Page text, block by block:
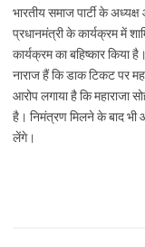
भारतीय समाज पार्टी के
प्रधानमंत्री के कार्यक्रम में
कार्यक्रम का बहिष्कार किया
नाराज हैं कि डाक टिकट पर
आरोप लगाया है कि महाराजा
है। निमंत्रण मिलने के बाद भी
लेंगे।